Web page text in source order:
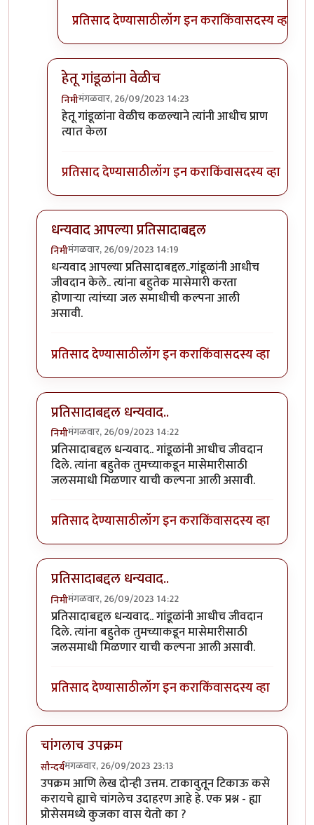
प्रतिसाद देण्यासाठीलॉग इन कराकिंवासदस्य व्हा
हेतू गांडूळांना वेळीच
निमीमंगळवार, 26/09/2023 14:23
In reply toटपोरे गांडुळ आहेत, ही गांडुळंbyगवि
हेतू गांडूळांना वेळीच कळल्याने त्यांनी आधीच प्राण
त्यात केला
प्रतिसाद देण्यासाठीलॉग इन कराकिंवासदस्य व्हा
धन्यवाद आपल्या प्रतिसादाबद्दल
निमीमंगळवार, 26/09/2023 14:19
In reply toछान. खत प्रकल्प आवडला. आमच्याby
धन्यवाद आपल्या प्रतिसादाबद्दल..गांडूळांनी आधीच
जीवदान केले.. त्यांना बहुतेक मासेमारी करता
होणाऱ्या त्यांच्या जल समाधीची कल्पना आली
असावी.
प्रतिसाद देण्यासाठीलॉग इन कराकिंवासदस्य व्हा
प्रतिसादाबद्दल धन्यवाद..
निमीमंगळवार, 26/09/2023 14:22
In reply toछान. खत प्रकल्प आवडला. आमच्याby
प्रतिसादाबद्दल धन्यवाद.. गांडूळांनी आधीच जीवदान
दिले. त्यांना बहुतेक तुमच्याकडून मासेमारीसाठी
जलसमाधी मिळणार याची कल्पना आली असावी.
प्रतिसाद देण्यासाठीलॉग इन कराकिंवासदस्य व्हा
प्रतिसादाबद्दल धन्यवाद..
निमीमंगळवार, 26/09/2023 14:22
In reply toछान. खत प्रकल्प आवडला. आमच्याby
प्रतिसादाबद्दल धन्यवाद.. गांडूळांनी आधीच जीवदान
दिले. त्यांना बहुतेक तुमच्याकडून मासेमारीसाठी
जलसमाधी मिळणार याची कल्पना आली असावी.
प्रतिसाद देण्यासाठीलॉग इन कराकिंवासदस्य व्हा
चांगलाच उपक्रम
सौन्दर्यमंगळवार, 26/09/2023 23:13
उपक्रम आणि लेख दोन्ही उत्तम. टाकावुतून टिकाऊ कसे
करायचे ह्याचे चांगलेच उदाहरण आहे हे. एक प्रश्न - ह्या
प्रोसेसमध्ये कुजका वास येतो का ?